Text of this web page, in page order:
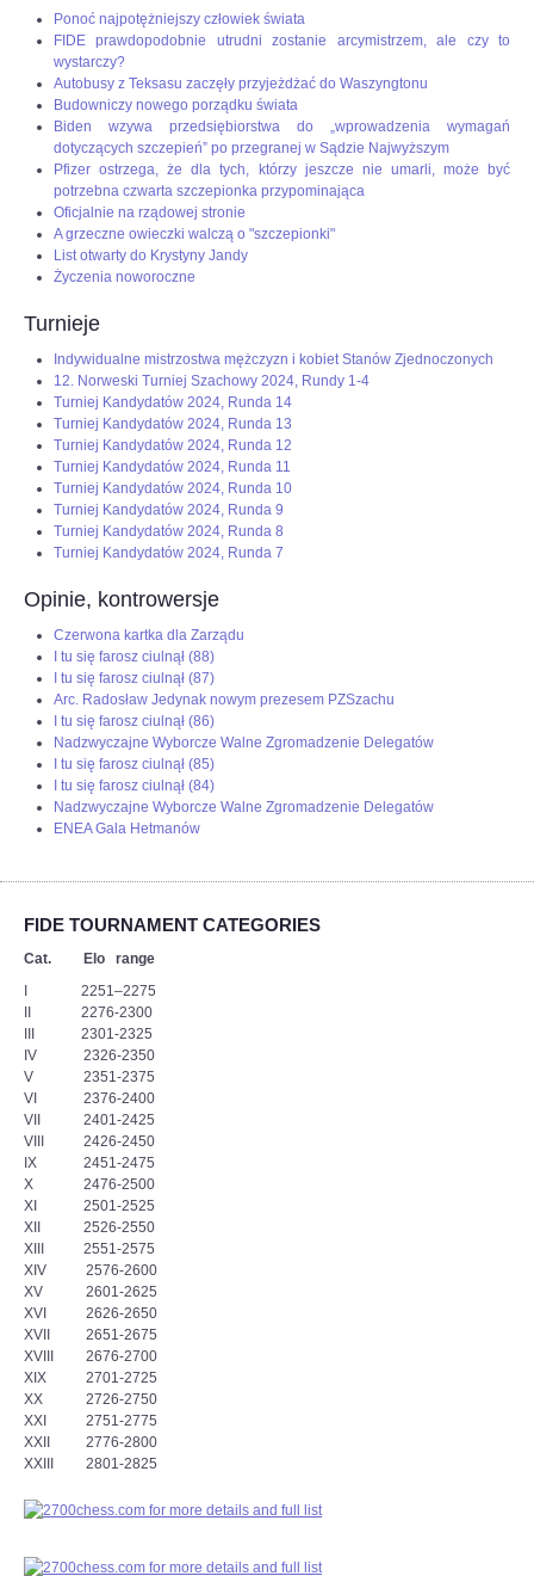
Ponoć najpotężniejszy człowiek świata
FIDE prawdopodobnie utrudni zostanie arcymistrzem, ale czy to
wystarczy?
Autobusy z Teksasu zaczęły przyjeżdżać do Waszyngtonu
Budowniczy nowego porządku świata
Biden wzywa przedsiębiorstwa do „wprowadzenia wymagań
dotyczących szczepień” po przegranej w Sądzie Najwyższym
Pfizer ostrzega, że dla tych, którzy jeszcze nie umarli, może być
potrzebna czwarta szczepionka przypominająca
Oficjalnie na rządowej stronie
A grzeczne owieczki walczą o "szczepionki"
List otwarty do Krystyny Jandy
Życzenia noworoczne
Turnieje
Indywidualne mistrzostwa mężczyzn i kobiet Stanów Zjednoczonych
12. Norweski Turniej Szachowy 2024, Rundy 1-4
Turniej Kandydatów 2024, Runda 14
Turniej Kandydatów 2024, Runda 13
Turniej Kandydatów 2024, Runda 12
Turniej Kandydatów 2024, Runda 11
Turniej Kandydatów 2024, Runda 10
Turniej Kandydatów 2024, Runda 9
Turniej Kandydatów 2024, Runda 8
Turniej Kandydatów 2024, Runda 7
Opinie, kontrowersje
Czerwona kartka dla Zarządu
I tu się farosz ciulnął (88)
I tu się farosz ciulnął (87)
Arc. Radosław Jedynak nowym prezesem PZSzachu
I tu się farosz ciulnął (86)
Nadzwyczajne Wyborcze Walne Zgromadzenie Delegatów
I tu się farosz ciulnął (85)
I tu się farosz ciulnął (84)
Nadzwyczajne Wyborcze Walne Zgromadzenie Delegatów
ENEA Gala Hetmanów
FIDE TOURNAMENT CATEGORIES
Cat. Elo range
I 2251–2275
II 2276-2300
III 2301-2325
IV 2326-2350
V 2351-2375
VI 2376-2400
VII 2401-2425
VIII 2426-2450
IX 2451-2475
X 2476-2500
XI 2501-2525
XII 2526-2550
XIII 2551-2575
XIV 2576-2600
XV 2601-2625
XVI 2626-2650
XVII 2651-2675
XVIII 2676-2700
XIX 2701-2725
XX 2726-2750
XXI 2751-2775
XXII 2776-2800
XXIII 2801-2825